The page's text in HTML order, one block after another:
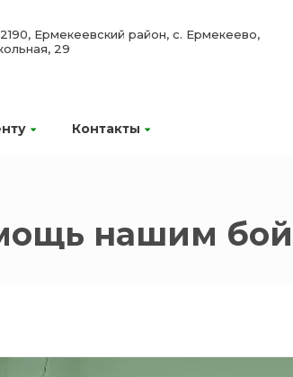
Контакты
Ермекеевский район, с. Ермекеево,
29
нашим